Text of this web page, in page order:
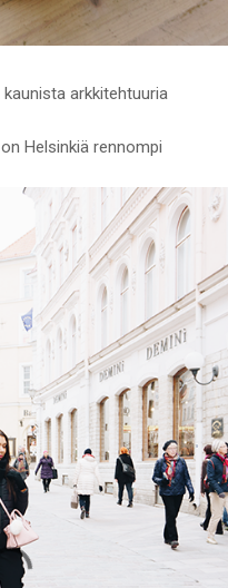
kaunista arkkitehtuuria
Helsinkiä rennompi